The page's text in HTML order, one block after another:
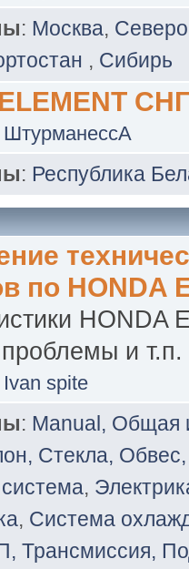
: Москва,
, Сибирь
ШтурманессА
: Республика
по HONDA
HONDA
и т.п.
Ivan spite
: Manual,
Стекла,
,
, Система